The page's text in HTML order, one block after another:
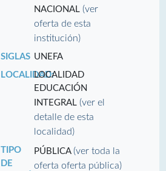
NACIONAL(ver
oferta de esta
institución)
SIGLAS UNEFA
LOCALIDAD:LOCALIDAD
EDUCACIÓN
INTEGRAL(ver el
detalle de esta
localidad)
TIPO
DE
PÚBLICA(ver toda la
oferta oferta pública)